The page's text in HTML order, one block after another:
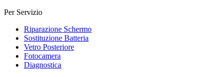
Per Servizio
Riparazione Schermo
Sostituzione Batteria
Vetro Posteriore
Fotocamera
Diagnostica